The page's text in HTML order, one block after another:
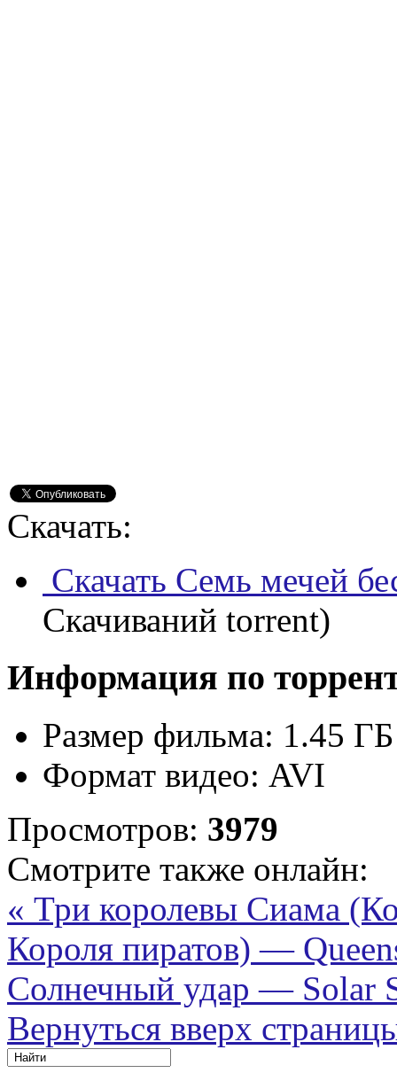
Скачать:
Скачать Семь мечей
Скачиваний torrent)
Информация по
Размер фильма: 1.45 ГБ
Формат видео: AVI
Просмотров: 3979
Смотрите также онлайн:
« Три королевы Сиама
Короля пиратов) —
Солнечный удар — Solar
Вернуться вверх